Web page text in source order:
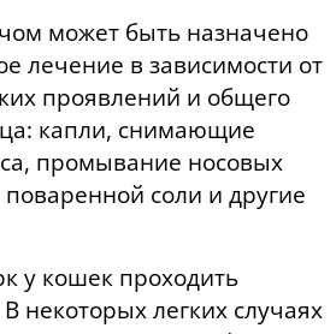
может быть назначено
лечение в зависимости от
проявлений и общего
капли, снимающие
промывание носовых
соли и другие
у кошек проходить
некоторых легких случаях